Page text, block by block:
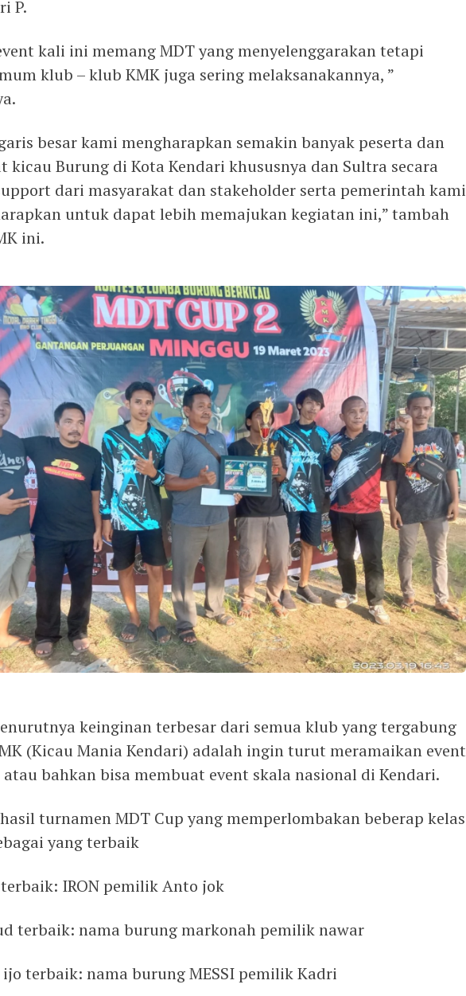
P.
kali ini memang MDT yang menyelenggarakan tetapi
klub – klub KMK juga sering melaksanakannya, ”
besar kami mengharapkan semakin banyak peserta dan
kicau Burung di Kota Kendari khususnya dan Sultra secara
dari masyarakat dan stakeholder serta pemerintah kami
untuk dapat lebih memajukan kegiatan ini,” tambah
ini.
keinginan terbesar dari semua klub yang tergabung
(Kicau Mania Kendari) adalah ingin turut meramaikan event
bahkan bisa membuat event skala nasional di Kendari.
turnamen MDT Cup yang memperlombakan beberap kelas
yang terbaik
IRON pemilik Anto jok
terbaik: nama burung markonah pemilik nawar
ijo terbaik: nama burung MESSI pemilik Kadri